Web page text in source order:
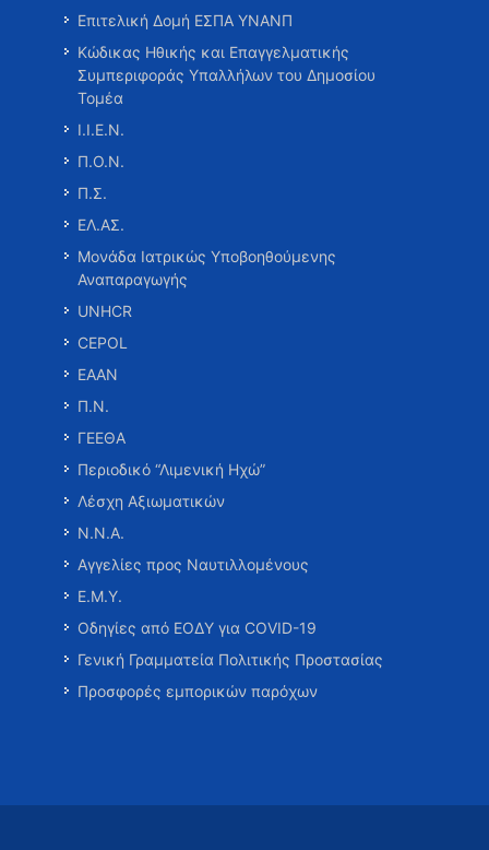
Επιτελική Δομή ΕΣΠΑ ΥΝΑΝΠ
Κώδικας Ηθικής και Επαγγελματικής
Συμπεριφοράς Υπαλλήλων του Δημοσίου
Τομέα
Ι.Ι.Ε.Ν.
Π.Ο.Ν.
Π.Σ.
ΕΛ.ΑΣ.
Μονάδα Ιατρικώς Υποβοηθούμενης
Αναπαραγωγής
UNHCR
CEPOL
ΕΑΑΝ
Π.Ν.
ΓΕΕΘΑ
Περιοδικό “Λιμενική Ηχώ”
Λέσχη Αξιωματικών
Ν.Ν.Α.
Αγγελίες προς Ναυτιλλομένους
Ε.Μ.Υ.
Οδηγίες από ΕΟΔΥ για COVID-19
Γενική Γραμματεία Πολιτικής Προστασίας
Προσφορές εμπορικών παρόχων